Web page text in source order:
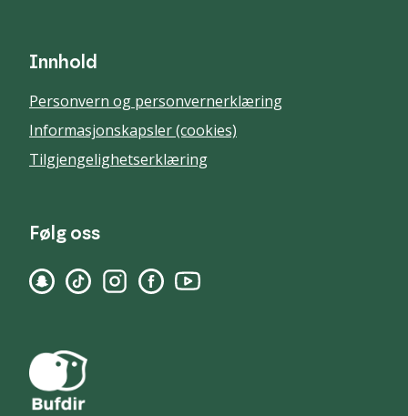
Innhold
Personvern og personvernerklæring
Informasjonskapsler (cookies)
Tilgjengelighetserklæring
Følg oss